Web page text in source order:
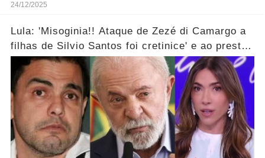
24/12/2025
Lula: 'Misoginia!! Ataque de Zezé di Camargo a
filhas de Silvio Santos foi cretinice' e ao prestar
soli...ver mais!